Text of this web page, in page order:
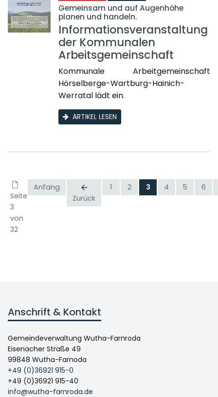
Gemeinsam und auf Augenhöhe
planen und handeln.
Informationsveranstaltung
der Kommunalen
Arbeitsgemeinschaft
Kommunale Arbeitgemeinschaft
Hörselberge-Wartburg-Hainich-
Werratal lädt ein.
ARTIKEL LESEN
Seite
3
von
32
Anfang
Zurück
1 2 3 4 5 6
Anschrift & Kontakt
Gemeindeverwaltung Wutha-Farnroda
Eisenacher Straße 49
99848 Wutha-Farnoda
+49 (0)36921 915-0
+49 (0)36921 915-40
info@wutha-farnroda.de